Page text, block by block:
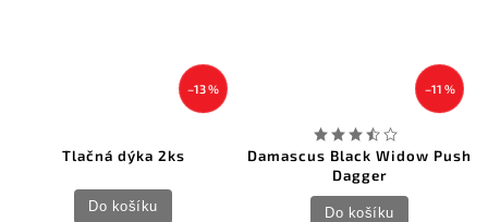
–13 %
Tlačná dýka 2ks
Do košíku
–11 %
Damascus Black Widow Push
Dagger
Do košíku